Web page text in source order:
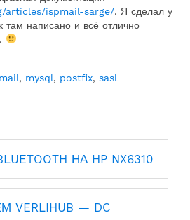
articles/ispmail-sarge/. Я сделал у
там написано и всё отлично
, mysql, postfix, sasl
НА HP NX6310
VERLIHUB — DC